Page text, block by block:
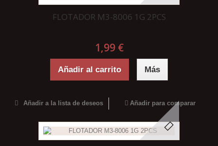
FLOTADOR M3-8006 1G 2PCS
1,99 €
Añadir al carrito Más
Añadir a la lista de deseos Añadir para comparar